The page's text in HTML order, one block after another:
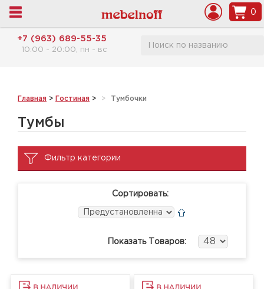
0
+7 (963) 689-55-35
10:00 - 20:00, пн - вс
Главная > Гостиная > Тумбочки
Тумбы
Фильтр категории
Сортировать:
Показать Товаров: